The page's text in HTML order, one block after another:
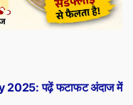
पढ़ें फटाफट अंदाज में